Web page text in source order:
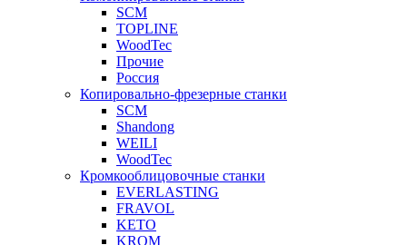
SCM
TOPLINE
WoodTec
Прочие
Россия
Копировально-фрезерные станки
SCM
Shandong
WEILI
WoodTec
Кромкооблицовочные станки
EVERLASTING
FRAVOL
KETO
KROM